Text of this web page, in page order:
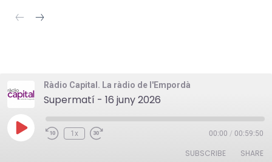
Ràdio Capital. La ràdio de l'Empordà
Supermatí - 16 juny 2026
Play
Episode
1x 00:00 / 00:59:50
SUBSCRIBE SHARE